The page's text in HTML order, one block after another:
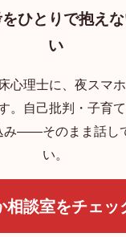
ひとりで抱え
い
心理士に、夜スマ
。自己批判・子育
み——そのまま話し
い。
相談室をチェッ